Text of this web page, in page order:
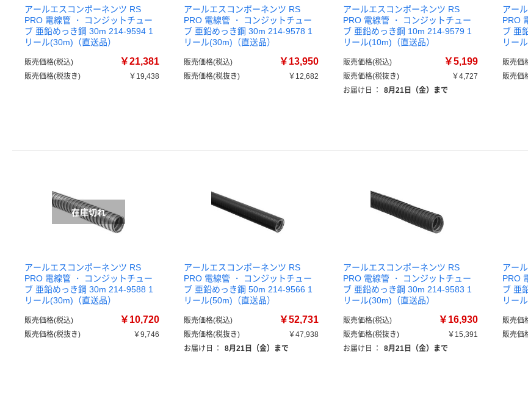
アールエスコンポーネンツ RS
PRO 電線管 ・ コンジットチュー
ブ 亜鉛めっき鋼 30m 214-9594 1
リール(30m)（直送品）
販売価格(税込) ￥21,381
販売価格(税抜き) ￥19,438
アールエスコンポーネンツ RS
PRO 電線管 ・ コンジットチュー
ブ 亜鉛めっき鋼 30m 214-9578 1
リール(30m)（直送品）
販売価格(税込) ￥13,950
販売価格(税抜き) ￥12,682
アールエスコンポーネンツ RS
PRO 電線管 ・ コンジットチュー
ブ 亜鉛めっき鋼 10m 214-9579 1
リール(10m)（直送品）
販売価格(税込) ￥5,199
販売価格(税抜き)
￥4,727
お届け日
： 8月21日（金）まで
アー
PRO
ブ 亜
リー
販売価
販売価
アールエスコンポーネンツ RS
PRO 電線管 ・ コンジットチュー
ブ 亜鉛めっき鋼 30m 214-9588 1
リール(30m)（直送品）
販売価格(税込) ￥10,720
販売価格(税抜き) ￥9,746
アールエスコンポーネンツ RS
PRO 電線管 ・ コンジットチュー
ブ 亜鉛めっき鋼 50m 214-9566 1
リール(50m)（直送品）
販売価格(税込) ￥52,731
販売価格(税抜き)
￥47,938
お届け日
： 8月21日（金）まで
アールエスコンポーネンツ RS
PRO 電線管 ・ コンジットチュー
ブ 亜鉛めっき鋼 30m 214-9583 1
リール(30m)（直送品）
販売価格(税込) ￥16,930
販売価格(税抜き)
￥15,391
お届け日
： 8月21日（金）まで
アー
PRO
ブ 亜
リー
販売価
販売価